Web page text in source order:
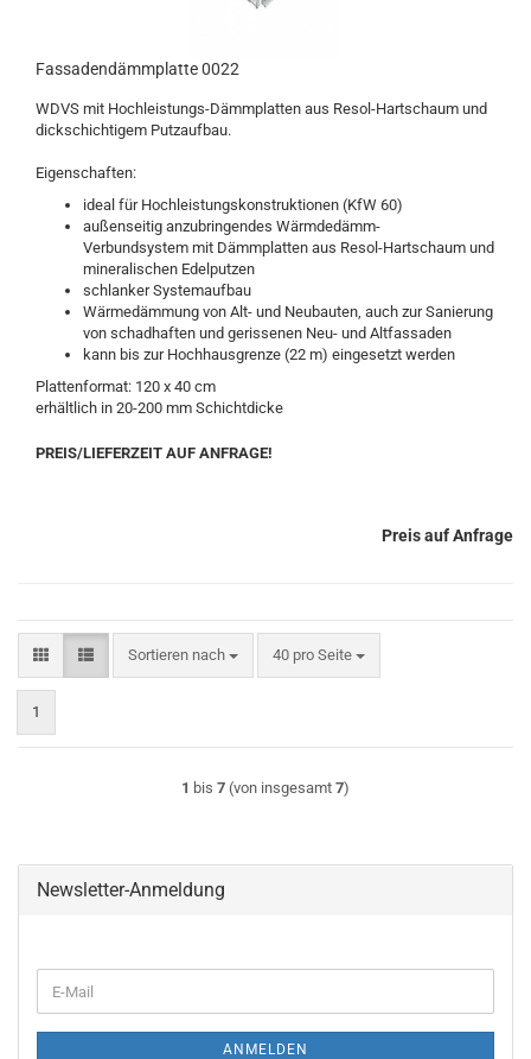
Fassadendämmplatte 0022
WDVS mit Hochleistungs-Dämmplatten aus Resol-Hartschaum und
dickschichtigem Putzaufbau.
Eigenschaften:
ideal für Hochleistungskonstruktionen (KfW 60)
außenseitig anzubringendes Wärmdedämm-
Verbundsystem mit Dämmplatten aus Resol-Hartschaum und
mineralischen Edelputzen
schlanker Systemaufbau
Wärmedämmung von Alt- und Neubauten, auch zur Sanierung
von schadhaften und gerissenen Neu- und Altfassaden
kann bis zur Hochhausgrenze (22 m) eingesetzt werden
Plattenformat: 120 x 40 cm
erhältlich in 20-200 mm Schichtdicke
PREIS/LIEFERZEIT AUF ANFRAGE!
Preis auf Anfrage
Sortieren nach
Sortieren nach 40 pro Seite
pro Seite
1
1 bis 7 (von insgesamt 7)
Newsletter-Anmeldung
ZUR
E-
Mail
ANMELDEN